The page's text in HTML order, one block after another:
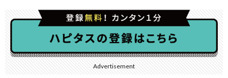
Advertisement